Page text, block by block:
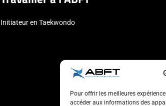
Pour offrir les meilleures
accéder aux informations des
Initiateur en Taekwondo